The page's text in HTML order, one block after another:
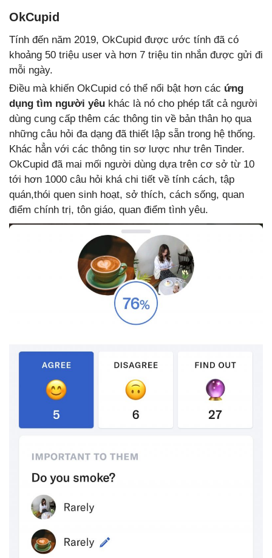
OkCupid
Tính đến năm 2019, OkCupid được ước tính đã có
khoảng 50 triệu user và hơn 7 triệu tin nhắn được gửi đi
mỗi ngày.
Điều mà khiến OkCupid có thể nổi bật hơn các ứng
dụng tìm người yêu khác là nó cho phép tất cả người
dùng cung cấp thêm các thông tin về bản thân họ qua
những câu hỏi đa dạng đã thiết lập sẵn trong hệ thống.
Khác hẳn với các thông tin sơ lược như trên Tinder.
OkCupid đã mai mối người dùng dựa trên cơ sở từ 10
tới hơn 1000 câu hỏi khá chi tiết về tính cách, tập
quán,thói quen sinh hoạt, sở thích, cách sống, quan
điểm chính trị, tôn giáo, quan điểm tình yêu.